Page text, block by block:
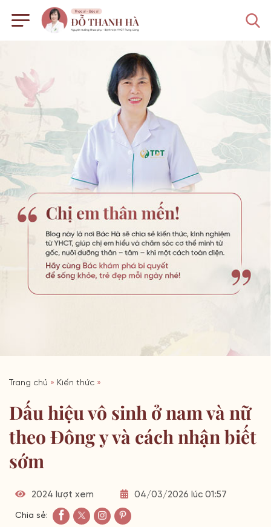
Trang chủ » Kiến thức »
Dấu hiệu vô sinh ở nam và nữ
theo Đông y và cách nhận biết
sớm
2024 lượt xem 04/03/2026 lúc 01:57
Chia sẻ: